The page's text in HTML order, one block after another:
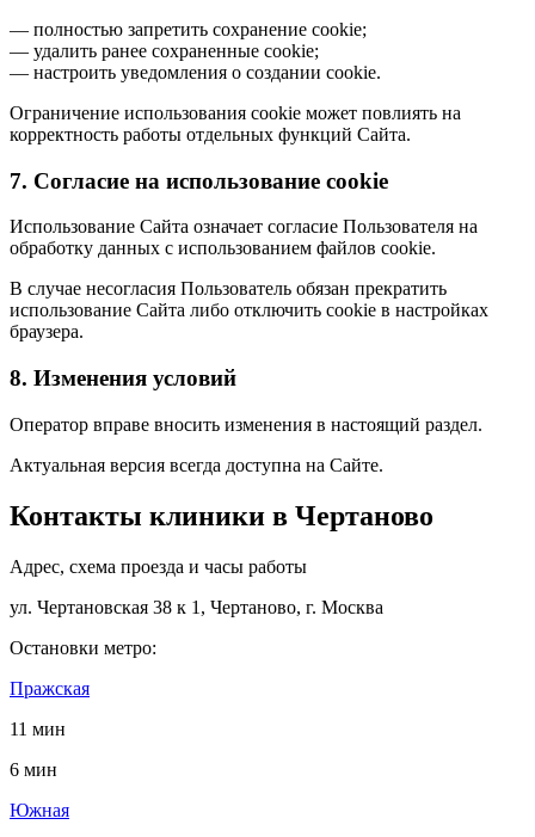
— полностью запретить сохранение cookie;
— удалить ранее сохраненные cookie;
— настроить уведомления о создании cookie.
Ограничение использования cookie может повлиять на
корректность работы отдельных функций Сайта.
7. Согласие на использование cookie
Использование Сайта означает согласие Пользователя на
обработку данных с использованием файлов cookie.
В случае несогласия Пользователь обязан прекратить
использование Сайта либо отключить cookie в настройках
браузера.
8. Изменения условий
Оператор вправе вносить изменения в настоящий раздел.
Актуальная версия всегда доступна на Сайте.
Контакты клиники в Чертаново
Адрес, схема проезда и часы работы
ул. Чертановская 38 к 1, Чертаново, г. Москва
Остановки метро:
Пражская
11 мин
6 мин
Южная